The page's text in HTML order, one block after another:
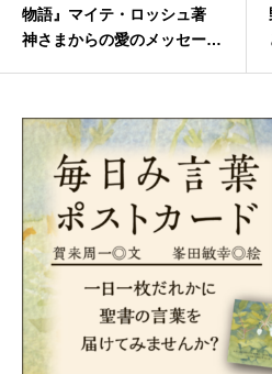
物語』マイテ・ロッシュ著
神さまからの愛のメッセージ